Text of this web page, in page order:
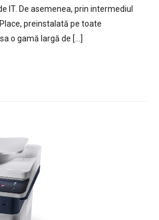
IT. De asemenea, prin intermediul
preinstalată pe toate
o gamă largă de […]